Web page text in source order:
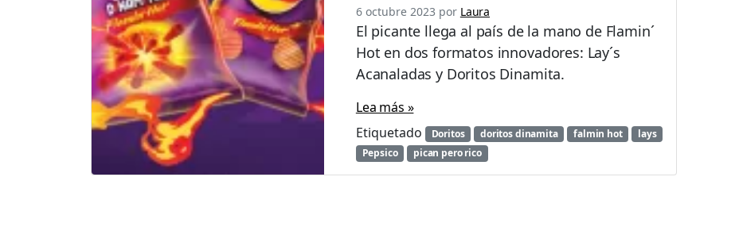
6 octubre 2023 por Laura
El picante llega al país de la mano de Flamin´
Hot en dos formatos innovadores: Lay´s
Acanaladas y Doritos Dinamita.
Lea más »
Etiquetado
Doritos doritos dinamita falmin hot
lays
Pepsico
pican pero rico